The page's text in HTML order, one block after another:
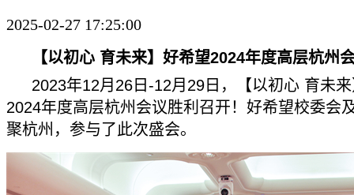
2025-02-27 17:25:00
【以初心 育未来】好希望2024年度高层杭州
2023年12月26日-12月29日，【以初心 育未
2024年度高层杭州会议胜利召开！好希望校委会
聚杭州，参与了此次盛会。